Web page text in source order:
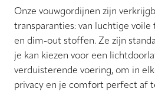
Onze vouwgordijnen zijn
transparanties: van luchtige
en dim-out stoffen. Ze zijn
je kan kiezen voor een
verduisterende voering, om in
privacy en je comfort perfect af